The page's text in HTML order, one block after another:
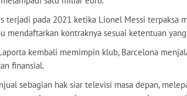
terjadi pada 2021 ketika Lionel Messi terpaksa
mendaftarkan kontraknya sesuai ketentuan
kembali memimpin klub, Barcelona
finansial.
sebagian hak siar televisi masa depan,